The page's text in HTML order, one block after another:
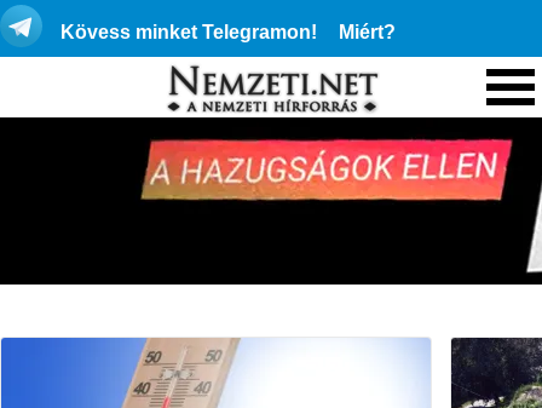
Kövess minket Telegramon! Miért?